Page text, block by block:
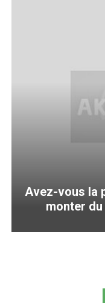
Avez-vous la
monter